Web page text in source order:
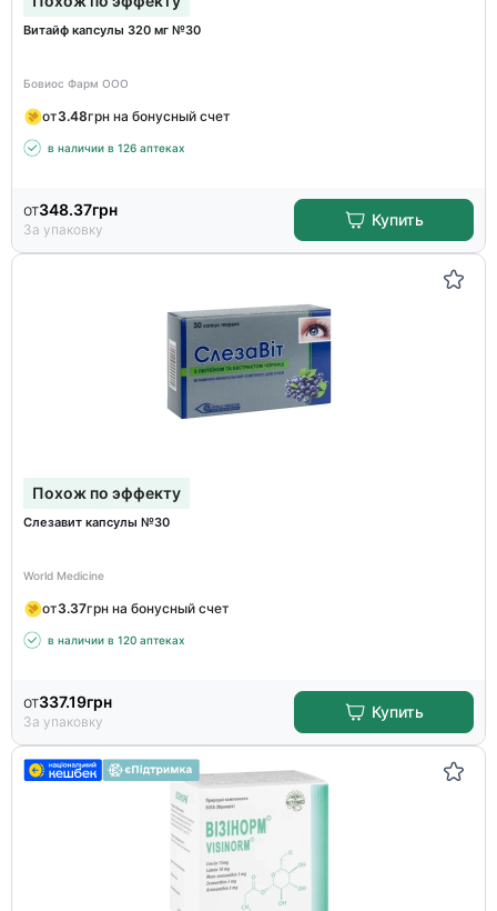
Витайф капсулы 320 мг №30
Бовиос Фарм ООО
от3.48грн на бонусный счет
в наличии в 126 аптеках
от348.37грн
За упаковку
Купить
Похож по эффекту
Слезавит капсулы №30
World Medicine
от3.37грн на бонусный счет
в наличии в 120 аптеках
от337.19грн
За упаковку
Купить